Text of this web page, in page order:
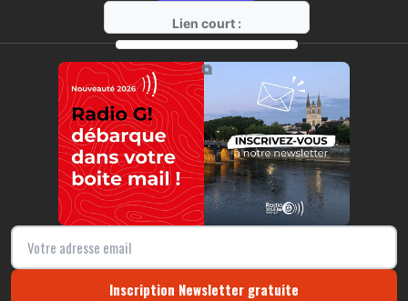
Lien court :
https://radio-g.fr?12871
⧉
Inscription Newsletter gratuite